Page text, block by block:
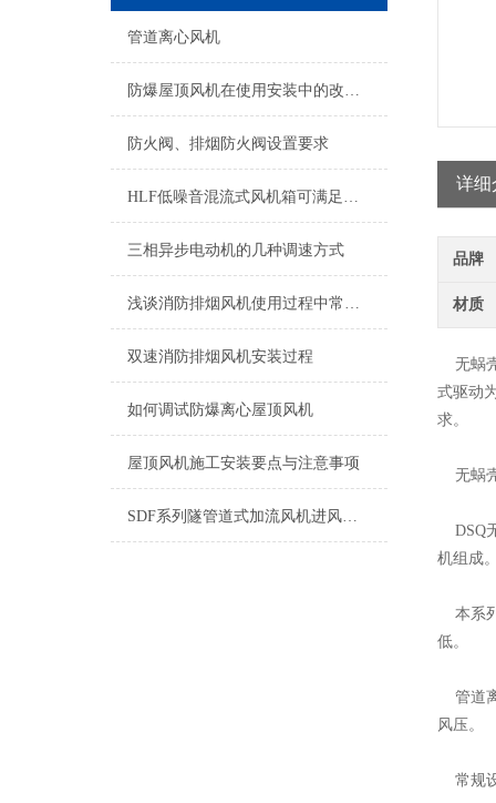
管道离心风机
防爆屋顶风机在使用安装中的改进措施
防火阀、排烟防火阀设置要求
HLF低噪音混流式风机箱可满足现代建筑更低噪环保需求
三相异步电动机的几种调速方式
浅谈消防排烟风机使用过程中常见的故障
双速消防排烟风机安装过程
如何调试防爆离心屋顶风机
屋顶风机施工安装要点与注意事项
SDF系列隧管道式加流风机进风口加设过滤网，可作净化送风箱用
详细
品牌
材质
无蜗壳
式驱动
求。
无蜗
DSQ
机组成
本系
低。
管道
风压。
常规设